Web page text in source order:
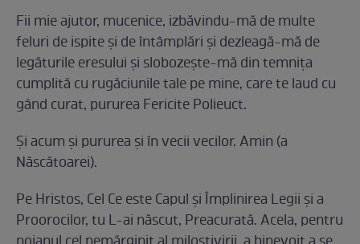
Fii mie ajutor, mucenice, izbăvindu-mă de multe
feluri de ispite şi de întâmplări şi dezleagă-mă de
legăturile eresului şi slobozeşte-mă din temniţa
cumplită cu rugăciunile tale pe mine, care te laud cu
gând curat, pururea Fericite Polieuct.
Şi acum şi pururea şi în vecii vecilor. Amin (a
Născătoarei).
Pe Hristos, Cel Ce este Capul şi Împlinirea Legii şi a
Proorocilor, tu L-ai născut, Preacurată. Acela, pentru